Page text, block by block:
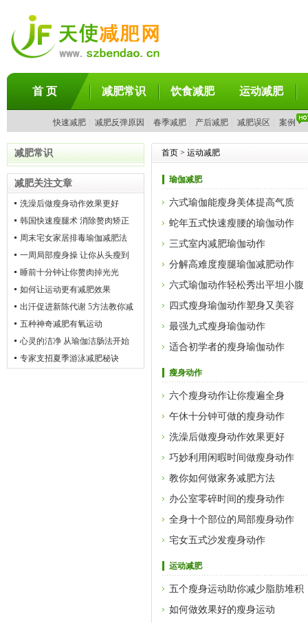
首 页 减肥常识 饮食减肥 运动减肥
快速减肥 减肥反弹原因 春季减肥 产后减肥 减肥误区 案例
减肥常识
减肥关注文章
洗澡后做瘦身动作效果更好
韩国快速瘦腿术 消除赘肉矫正
腿型N重功效
周末宅女家居排毒瑜伽减肥法
一周局部瘦身操 让你从头瘦到
脚
睡前十分钟让你赘肉掉光光
如何让运动更有减肥效果
出汗促进新陈代谢 5方法教你减
出好身材
五种神奇减肥有氧运动
心灵的洁净 从瑜伽洁肠法开始
专家支招夏季游泳减肥秘诀
首页 > 运动减肥
瑜伽减肥
六式瑜伽能瘦身美体提高气质
蛇年五式快速瘦腰的瑜伽动作
三式室内减肥瑜伽动作
分解高难度瘦腿瑜伽减肥动作
六式瑜伽动作轻松秀出平坦小腹
四式瘦身瑜伽动作塑身又美容
最强九式瘦身瑜伽动作
适合初学者的瘦身瑜伽动作
瘦身动作
六个瘦身动作让你瘦遍全身
午休十分钟可做的瘦身动作
洗澡后做瘦身动作效果更好
巧妙利用闲暇时间做瘦身动作
教你如何做家务减肥方法
办公室零碎时间的瘦身动作
全身十个部位的局部瘦身动作
宅女五式沙发瘦身动作
运动减肥
五个瘦身运动助你减少脂肪堆积
如何做效果好的瘦身运动